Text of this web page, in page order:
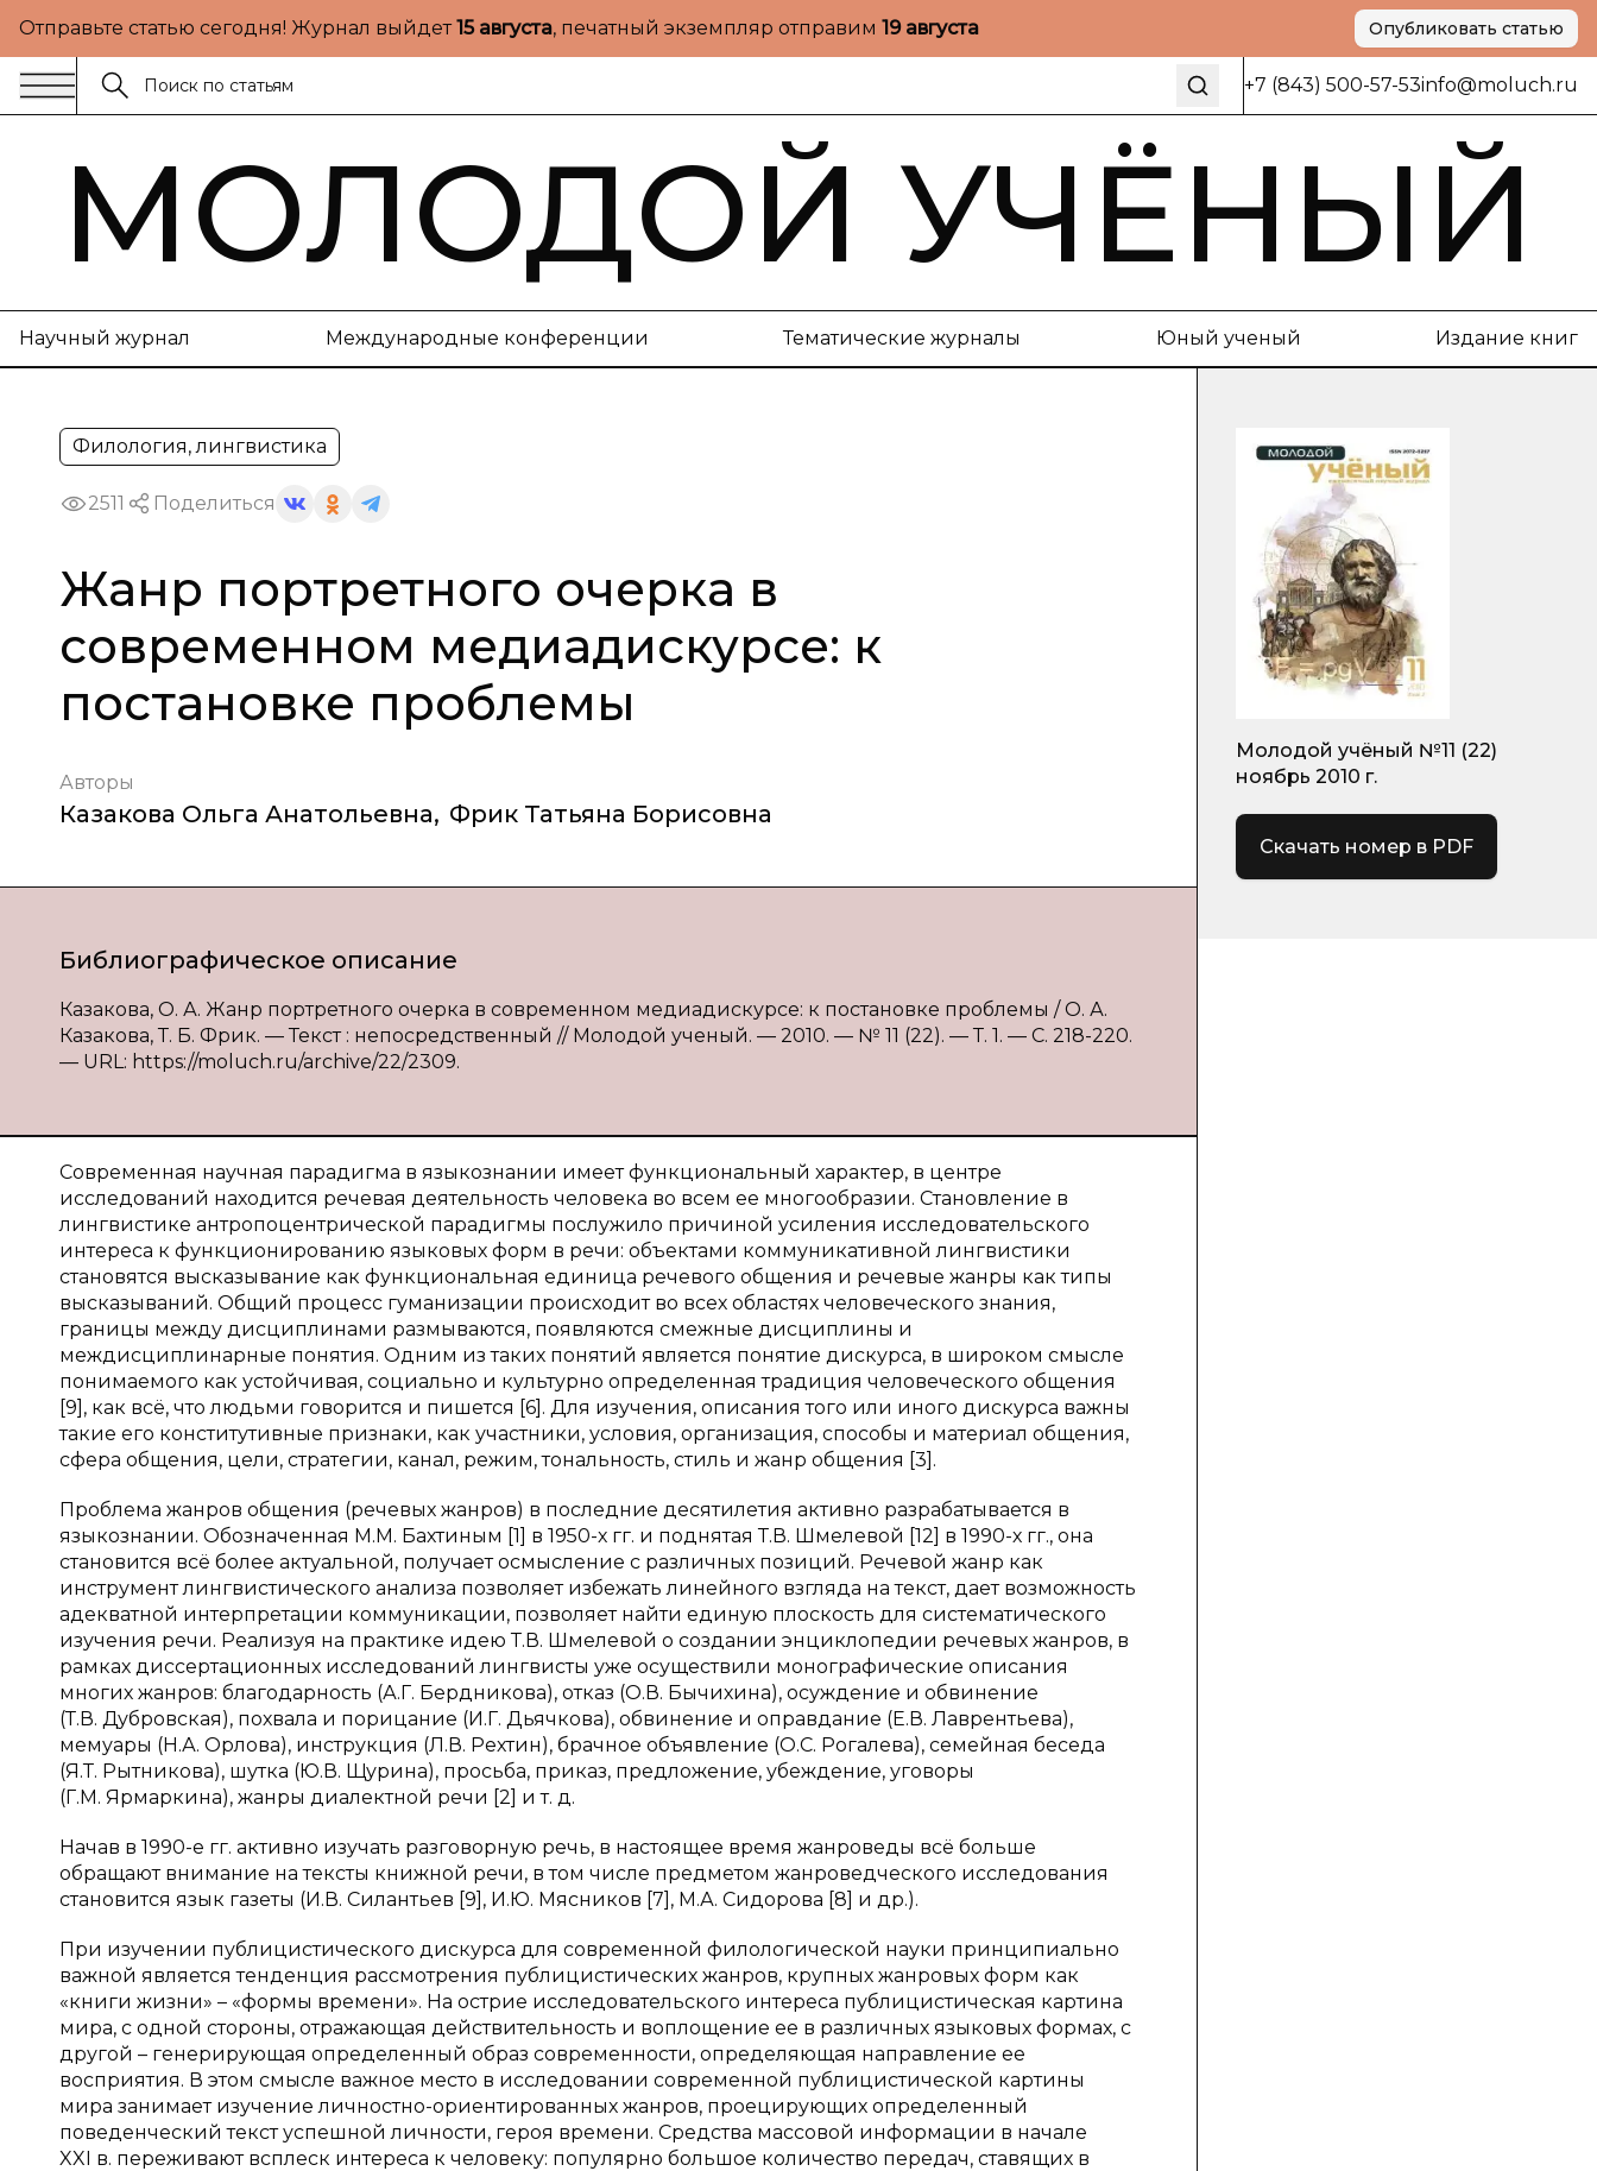
Отправьте статью сегодня! Журнал выйдет15 августа, печатный экземпляр отправим 19 августа Опубликовать статью
+7 (843) 500-57-53info@moluch.ru
МОЛОДОЙ УЧЁНЫЙ
Научный журнал Международные конференции Тематические журналы Юный ученый Издание книг
Филология, лингвистика
2511 Поделиться
Жанр портретного очерка в
современном медиадискурсе: к
постановке проблемы
Авторы
Казакова Ольга Анатольевна, Фрик Татьяна Борисовна
Библиографическое описание
Казакова, О. А. Жанр портретного очерка в современном медиадискурсе: к постановке проблемы / О. А.
Казакова, Т. Б. Фрик. — Текст : непосредственный // Молодой ученый. — 2010. — № 11 (22). — Т. 1. — С. 218-220.
— URL: https://moluch.ru/archive/22/2309.
Современная научная парадигма в языкознании имеет функциональный характер, в центре
исследований находится речевая деятельность человека во всем ее многообразии. Становление в
лингвистике антропоцентрической парадигмы послужило причиной усиления исследовательского
интереса к функционированию языковых форм в речи: объектами коммуникативной лингвистики
становятся высказывание как функциональная единица речевого общения и речевые жанры как типы
высказываний. Общий процесс гуманизации происходит во всех областях человеческого знания,
границы между дисциплинами размываются, появляются смежные дисциплины и
междисциплинарные понятия. Одним из таких понятий является понятие дискурса, в широком смысле
понимаемого как устойчивая, социально и культурно определенная традиция человеческого общения
[9], как всё, что людьми говорится и пишется [6]. Для изучения, описания того или иного дискурса важны
такие его конститутивные признаки, как участники, условия, организация, способы и материал общения,
сфера общения, цели, стратегии, канал, режим, тональность, стиль и жанр общения [3].
Проблема жанров общения (речевых жанров) в последние десятилетия активно разрабатывается в
языкознании. Обозначенная М.М. Бахтиным [1] в 1950-х гг. и поднятая Т.В. Шмелевой [12] в 1990-х гг., она
становится всё более актуальной, получает осмысление с различных позиций. Речевой жанр как
инструмент лингвистического анализа позволяет избежать линейного взгляда на текст, дает возможность
адекватной интерпретации коммуникации, позволяет найти единую плоскость для систематического
изучения речи. Реализуя на практике идею Т.В. Шмелевой о создании энциклопедии речевых жанров, в
рамках диссертационных исследований лингвисты уже осуществили монографические описания
многих жанров: благодарность (А.Г. Бердникова), отказ (О.В. Бычихина), осуждение и обвинение
(Т.В. Дубровская), похвала и порицание (И.Г. Дьячкова), обвинение и оправдание (Е.В. Лаврентьева),
мемуары (Н.А. Орлова), инструкция (Л.В. Рехтин), брачное объявление (О.С. Рогалева), семейная беседа
(Я.Т. Рытникова), шутка (Ю.В. Щурина), просьба, приказ, предложение, убеждение, уговоры
(Г.М. Ярмаркина), жанры диалектной речи [2] и т. д.
Начав в 1990-е гг. активно изучать разговорную речь, в настоящее время жанроведы всё больше
обращают внимание на тексты книжной речи, в том числе предметом жанроведческого исследования
становится язык газеты (И.В. Силантьев [9], И.Ю. Мясников [7], М.А. Сидорова [8] и др.).
При изучении публицистического дискурса для современной филологической науки принципиально
важной является тенденция рассмотрения публицистических жанров, крупных жанровых форм как
«книги жизни» – «формы времени». На острие исследовательского интереса публицистическая картина
мира, с одной стороны, отражающая действительность и воплощение ее в различных языковых формах, с
другой – генерирующая определенный образ современности, определяющая направление ее
восприятия. В этом смысле важное место в исследовании современной публицистической картины
мира занимает изучение личностно-ориентированных жанров, проецирующих определенный
поведенческий текст успешной личности, героя времени. Средства массовой информации в начале
XXI в. переживают всплеск интереса к человеку: популярно большое количество передач, ставящих в
Молодой учёный №11 (22)
ноябрь 2010 г.
Скачать номер в PDF